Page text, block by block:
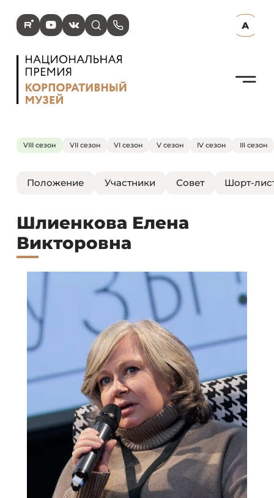
R Y V s p А
N
Положение Участники Совет Шорт-
VIII сезон VII сезон VI сезон V сезон IV сезон III сезон
Шлиенкова Елена
Викторовна